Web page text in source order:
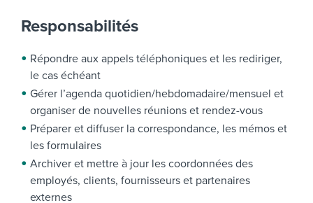
Responsabilités
Répondre aux appels téléphoniques et les rediriger,
le cas échéant
Gérer l’agenda quotidien/hebdomadaire/mensuel et
organiser de nouvelles réunions et rendez-vous
Préparer et diffuser la correspondance, les mémos et
les formulaires
Archiver et mettre à jour les coordonnées des
employés, clients, fournisseurs et partenaires
externes